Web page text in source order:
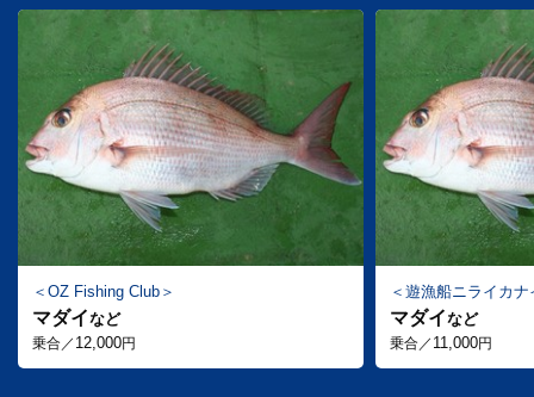
OZ Fishing Club
マダイなど
乗合／ 12,000円
遊漁船ニライカナ
マダイなど
乗合／ 11,000円